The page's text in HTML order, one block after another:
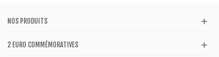
NOS PRODUITS
2 EURO COMMÉMORATIVES